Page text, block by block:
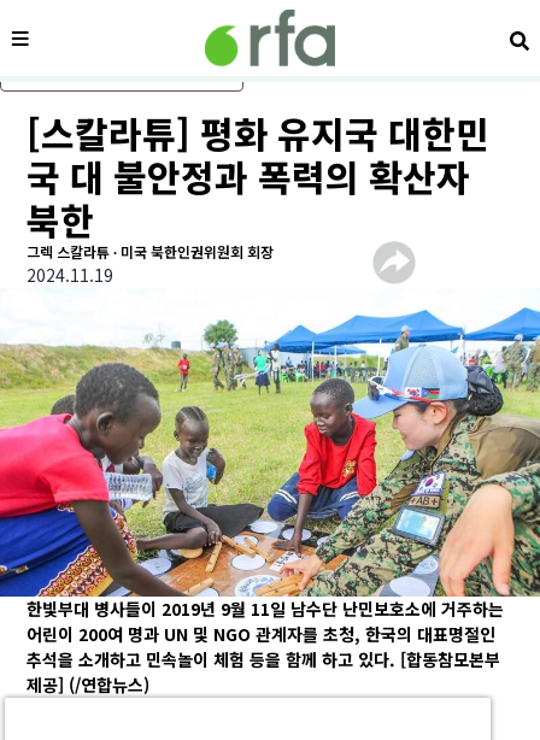
메인 콘텐츠로 건너뛰기
메뉴 검
[스칼라튜] 평화 유지국 대한민
국 대 불안정과 폭력의 확산자
북한
그렉 스칼라튜 ∙ 미국 북한인권위원회 회장
2024.11.19
한빛부대 병사들이 2019년 9월 11일 남수단 난민보호소에 거주하는
어린이 200여 명과 UN 및 NGO 관계자를 초청, 한국의 대표명절인
추석을 소개하고 민속놀이 체험 등을 함께 하고 있다. [합동참모본부
제공] (/연합뉴스)